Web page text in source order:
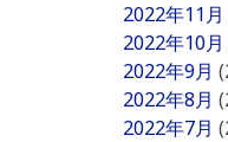
2022年11月
2022年10月
2022年9月
2022年8月
2022年7月